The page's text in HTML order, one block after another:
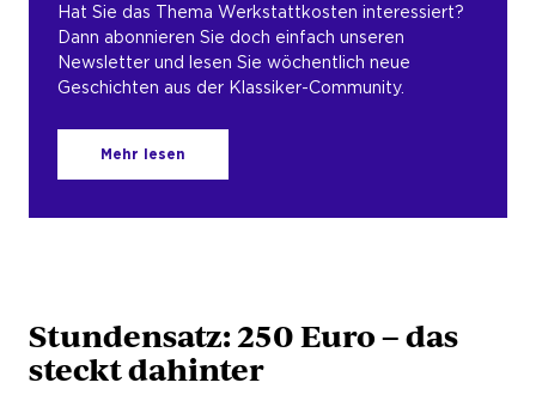
Hat Sie das Thema Werkstattkosten interessiert?
Dann abonnieren Sie doch einfach unseren
Newsletter und lesen Sie wöchentlich neue
Geschichten aus der Klassiker-Community.
Mehr lesen
Stundensatz: 250 Euro – das
steckt dahinter